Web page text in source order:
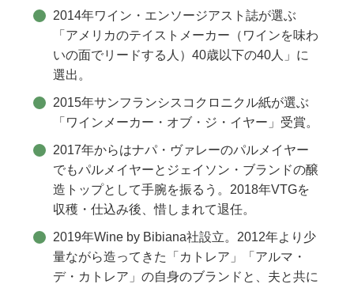
2014年ワイン・エンソージアスト誌が選ぶ
「アメリカのテイストメーカー（ワインを味わ
いの面でリードする人）40歳以下の40人」に
選出。
2015年サンフランシスコクロニクル紙が選ぶ
「ワインメーカー・オブ・ジ・イヤー」受賞。
2017年からはナパ・ヴァレーのパルメイヤー
でもパルメイヤーとジェイソン・ブランドの醸
造トップとして手腕を振るう。2018年VTGを
収穫・仕込み後、惜しまれて退任。
2019年Wine by Bibiana社設立。2012年より少
量ながら造ってきた「カトレア」「アルマ・
デ・カトレア」の自身のブランドと、夫と共に